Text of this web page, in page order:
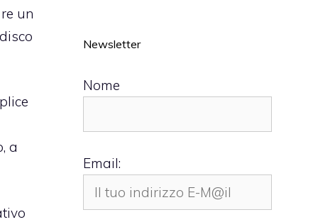
un
a
Newsletter
Nome
Email: